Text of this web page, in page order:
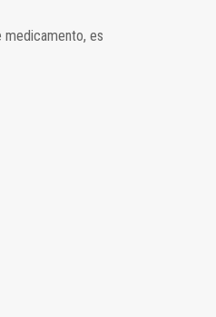
medicamento, es